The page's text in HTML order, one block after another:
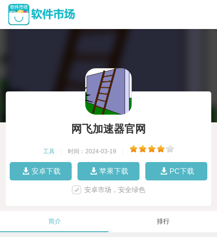
网飞加速器官网
工具 时间：2024-03-19
安卓下载 苹果下载 PC下载
安卓市场，安全绿色
简介 排行